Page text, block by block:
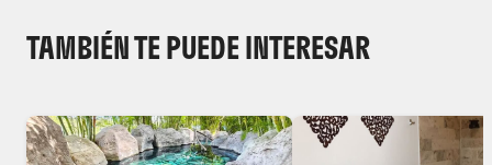
TAMBIÉN TE PUEDE INTERESAR